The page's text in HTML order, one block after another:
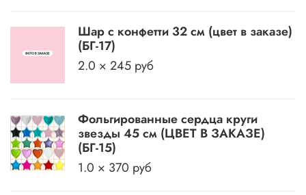
Шар с конфетти 32 см (цвет в заказе)
(БГ-17)
2.0 × 245 руб
Фольгированные сердца круги
звезды 45 см (ЦВЕТ В ЗАКАЗЕ)
(БГ-15)
1.0 × 370 руб